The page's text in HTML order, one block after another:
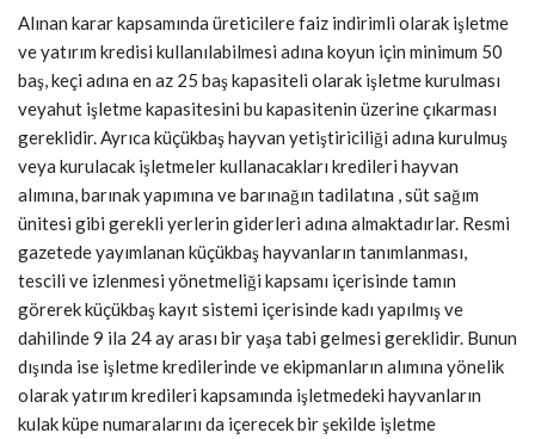
Alınan karar kapsamında üreticilere faiz indirimli olarak işletme
ve yatırım kredisi kullanılabilmesi adına koyun için minimum 50
baş, keçi adına en az 25 baş kapasiteli olarak işletme kurulması
veyahut işletme kapasitesini bu kapasitenin üzerine çıkarması
gereklidir. Ayrıca küçükbaş hayvan yetiştiriciliği adına kurulmuş
veya kurulacak işletmeler kullanacakları kredileri hayvan
alımına, barınak yapımına ve barınağın tadilatına , süt sağım
ünitesi gibi gerekli yerlerin giderleri adına almaktadırlar. Resmi
gazetede yayımlanan küçükbaş hayvanların tanımlanması,
tescili ve izlenmesi yönetmeliği kapsamı içerisinde tamın
görerek küçükbaş kayıt sistemi içerisinde kadı yapılmış ve
dahilinde 9 ila 24 ay arası bir yaşa tabi gelmesi gereklidir. Bunun
dışında ise işletme kredilerinde ve ekipmanların alımına yönelik
olarak yatırım kredileri kapsamında işletmedeki hayvanların
kulak küpe numaralarını da içerecek bir şekilde işletme